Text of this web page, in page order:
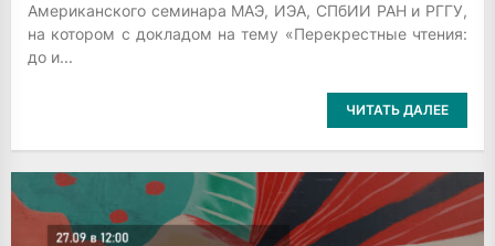
Американского семинара МАЭ, ИЭА, СПбИИ РАН и РГГУ,
на котором с докладом на тему «Перекрестные чтения:
до и...
ЧИТАТЬ ДАЛЕЕ